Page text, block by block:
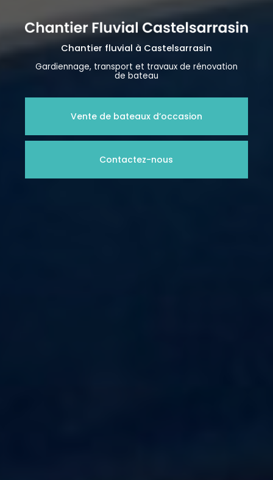
Chantier fluvial à Castelsarrasin
Gardiennage, transport et travaux de rénovation
de bateau
Vente de bateaux d’occasion
Contactez-nous